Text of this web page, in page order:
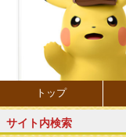
トップ
サイト内検索